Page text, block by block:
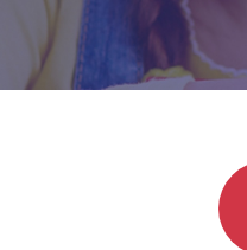
NÍVEIS DE ENSINO
HIGH SCHOOL
LISTA DE MATERIAIS